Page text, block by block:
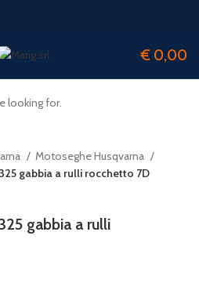
€ 0,00
Motoseghe Husqvarna
gabbia a rulli rocchetto 7D
gabbia a rulli
looking for.